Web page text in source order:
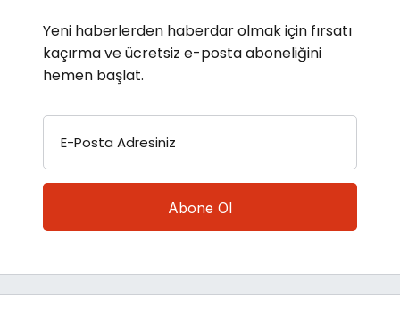
Yeni haberlerden haberdar olmak için fırsatı
kaçırma ve ücretsiz e-posta aboneliğini
hemen başlat.
E-Posta Adresiniz